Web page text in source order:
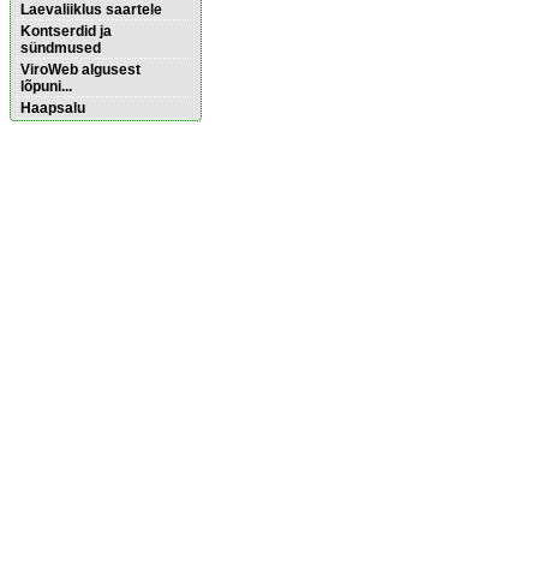
Laevaliiklus saartele
Kontserdid ja
sündmused
ViroWeb algusest
lõpuni...
Haapsalu